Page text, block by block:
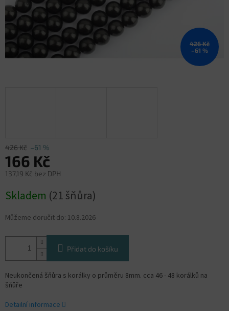
426 Kč
–61 %
426 Kč –61 %
166 Kč
137,19 Kč bez DPH
cena:
Skladem (21 šňůra)
Můžeme doručit do: 10.8.2026
Přidat do košíku
Neukončená šňůra s korálky o průměru 8mm. cca 46 - 48 korálků na
šňůře
Detailní informace